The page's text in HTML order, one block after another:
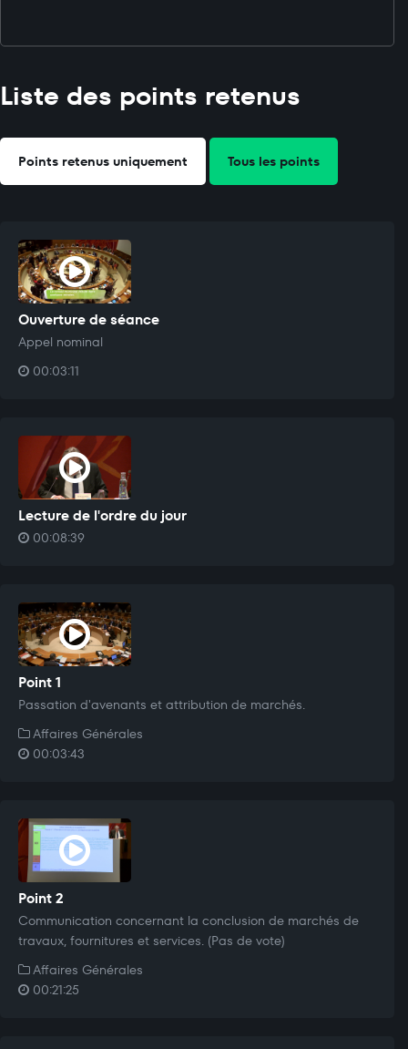
Liste des points retenus
Points retenus uniquement Tous les points
Ouverture de séance
Appel nominal
00:03:11
Lecture de l'ordre du jour
00:08:39
Point 1
Passation d'avenants et attribution de marchés.
Affaires Générales
00:03:43
Point 2
Communication concernant la conclusion de marchés de
travaux, fournitures et services. (Pas de vote)
Affaires Générales
00:21:25